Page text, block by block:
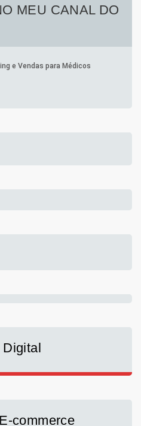
MEU CANAL DO
commerce